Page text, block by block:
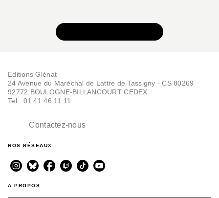
Editions Glénat
24 Avenue du Maréchal de Lattre de Tassigny - CS 80269
92772 BOULOGNE-BILLANCOURT CEDEX
Tel : 01.41.46.11.11
Contactez-nous
NOS RÉSEAUX
A PROPOS